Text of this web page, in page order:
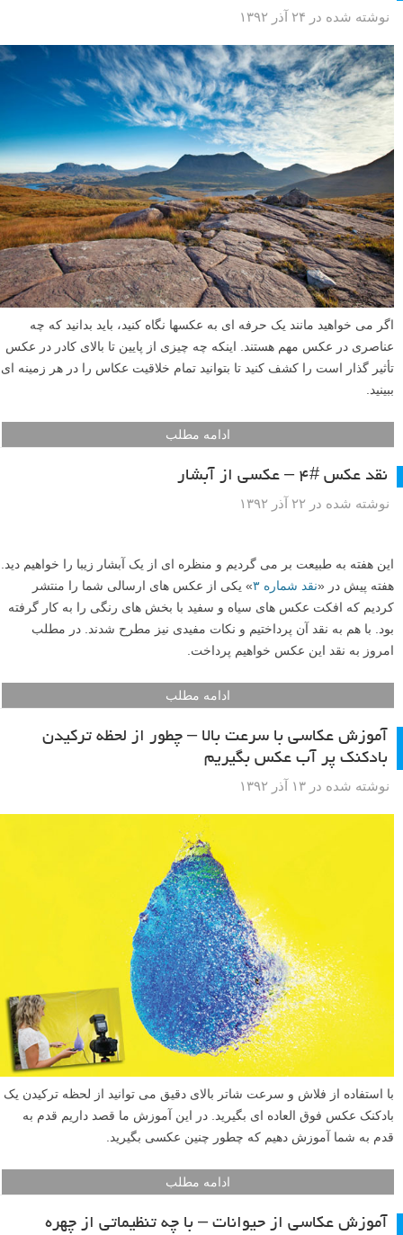
نوشته شده در ۲۴ آذر ۱۳۹۲
اگر می خواهید مانند یک حرفه ای به عکسها نگاه کنید، باید بدانید که چه
عناصری در عکس مهم هستند. اینکه چه چیزی از پایین تا بالای کادر در عکس
تأثیر گذار است را کشف کنید تا بتوانید تمام خلاقیت عکاس را در هر زمینه ای
ببینید.
ادامه مطلب
نقد عکس #۴ – عکسی از آبشار
نوشته شده در ۲۲ آذر ۱۳۹۲
این هفته به طبیعت بر می گردیم و منظره ای از یک آبشار زیبا را خواهیم دید.
هفته پیش در «نقد شماره ۳
» یکی از عکس های ارسالی شما را منتشر
کردیم که افکت عکس های سیاه و سفید با بخش های رنگی را به کار گرفته
بود. با هم به نقد آن پرداختیم و نکات مفیدی نیز مطرح شدند. در مطلب
امروز به نقد این عکس خواهیم پرداخت.
ادامه مطلب
آموزش عکاسی با سرعت بالا – چطور از لحظه ترکیدن
بادکنک پر آب عکس بگیریم
نوشته شده در ۱۳ آذر ۱۳۹۲
با استفاده از فلاش و سرعت شاتر بالای دقیق می توانید از لحظه ترکیدن یک
بادکنک عکس فوق العاده ای بگیرید. در این آموزش ما قصد داریم قدم به
قدم به شما آموزش دهیم که چطور چنین عکسی بگیرید.
ادامه مطلب
آموزش عکاسی از حیوانات – با چه تنظیماتی از چهره